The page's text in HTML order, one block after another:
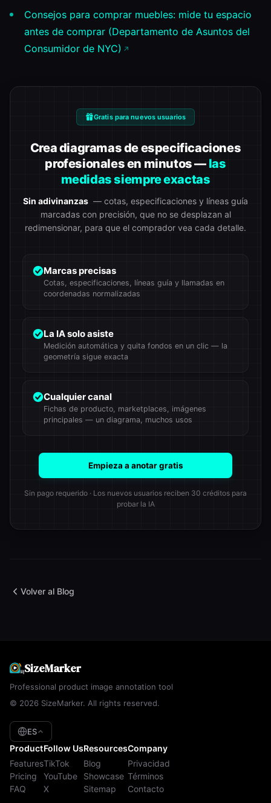
Consejos para comprar muebles: mide tu espacio
antes de comprar (Departamento de Asuntos del
Consumidor de NYC)
Gratis para nuevos usuarios
Crea diagramas de especificaciones
profesionales en minutos — las
medidas siempre exactas
Sin adivinanzas — cotas, especificaciones y líneas guía
marcadas con precisión, que no se desplazan al
redimensionar, para que el comprador vea cada detalle.
Marcas precisas
Cotas, especificaciones, líneas guía y llamadas en
coordenadas normalizadas
La IA solo asiste
Medición automática y quita fondos en un clic — la
geometría sigue exacta
Cualquier canal
Fichas de producto, marketplaces, imágenes
principales — un diagrama, muchos usos
Empieza a anotar gratis
Sin pago requerido · Los nuevos usuarios reciben 30 créditos para
probar la IA
Volver al Blog
SizeMarker
Professional product image annotation tool
© 2026 SizeMarker. All rights reserved.
ES
Product
Features
Pricing
FAQ
Follow Us
TikTok
YouTube
X
Resources
Blog
Showcase
Sitemap
Company
Privacidad
Términos
Contacto